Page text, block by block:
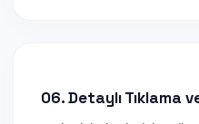
06. Detaylı Tıklama